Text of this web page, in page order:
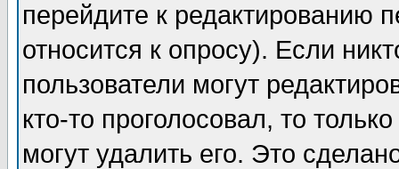
перейдите к редактированию
относится к опросу). Если
пользователи могут
кто-то проголосовал, то
могут удалить его. Это